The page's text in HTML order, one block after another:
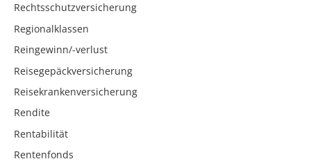
Rechtsschutzversicherung
Regionalklassen
Reingewinn/-verlust
Reisegepäckversicherung
Reisekrankenversicherung
Rendite
Rentabilität
Rentenfonds